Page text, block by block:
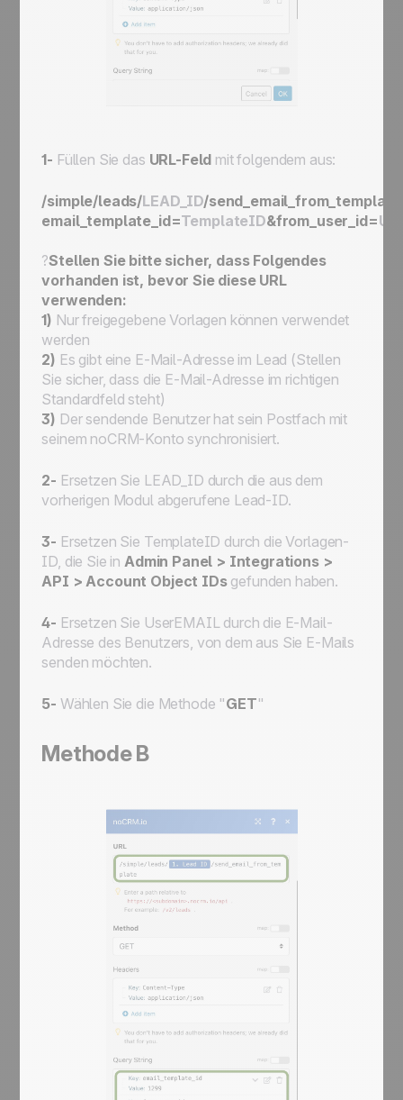
1- Füllen Sie das URL-Feld mit folgendem aus:
/simple/leads/LEAD_ID/
email_template_id=TemplateID&from_user_id=
?Stellen Sie bitte sicher, dass Folgendes
vorhanden ist, bevor Sie diese URL
verwenden:
1) Nur freigegebene Vorlagen können verwendet
werden
2) Es gibt eine E-Mail-Adresse im Lead (Stellen
Sie sicher, dass die E-Mail-Adresse im richtigen
Standardfeld steht)
3) Der sendende Benutzer hat sein Postfach mit
seinem noCRM-Konto synchronisiert.
2- Ersetzen Sie LEAD_ID durch die aus dem
vorherigen Modul abgerufene Lead-ID.
3- Ersetzen Sie TemplateID durch die Vorlagen-
ID, die Sie in Admin Panel > Integrations >
API > Account Object IDsgefunden haben.
4- Ersetzen Sie UserEMAILdurch die E-Mail-
Adresse des Benutzers, von dem aus Sie E-Mails
senden möchten.
5- Wählen Sie die Methode "GET"
Methode B